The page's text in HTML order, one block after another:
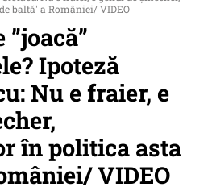
baltă' a României/ VIDEO
”joacă”
Ipoteză
Nu e fraier, e
în politica asta
VIDEO